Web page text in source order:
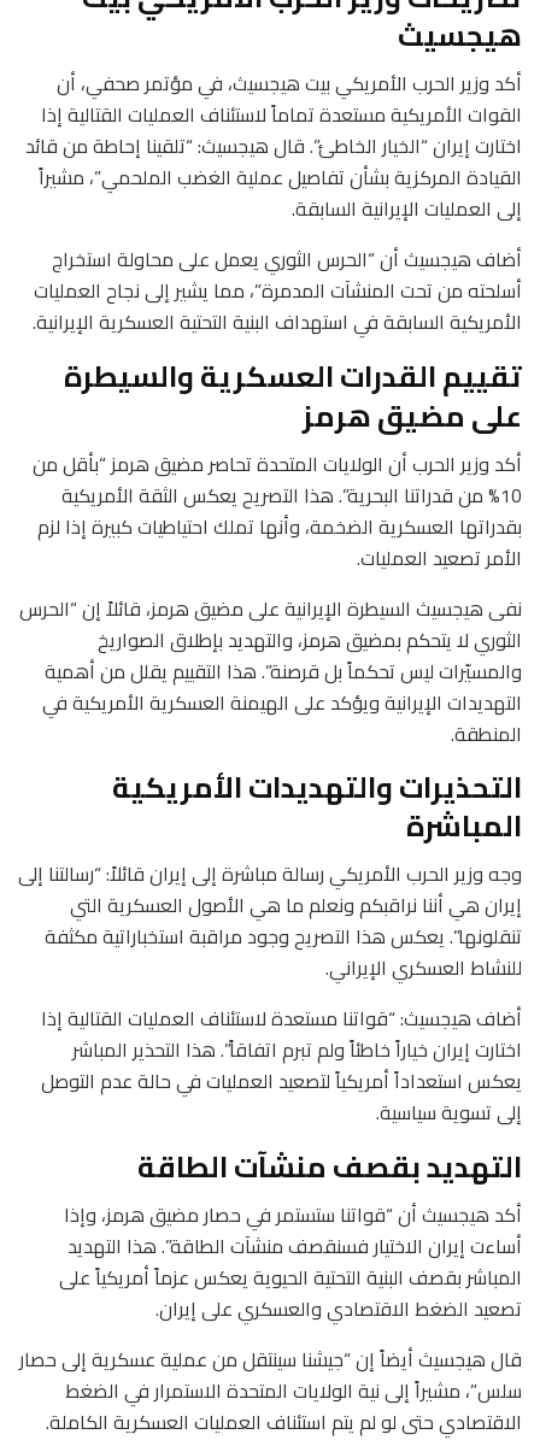
هيجسيث
أكد وزير الحرب الأمريكي بيت هيجسيث، في مؤتمر صحفي، أن
القوات الأمريكية مستعدة تماماً لاستئناف العمليات القتالية إذا
اختارت إيران “الخيار الخاطئ”. قال هيجسيث: “تلقينا إحاطة من قائد
القيادة المركزية بشأن تفاصيل عملية الغضب الملحمي”، مشيراً
إلى العمليات الإيرانية السابقة.
أضاف هيجسيث أن “الحرس الثوري يعمل على محاولة استخراج
أسلحته من تحت المنشآت المدمرة”، مما يشير إلى نجاح العمليات
الأمريكية السابقة في استهداف البنية التحتية العسكرية الإيرانية.
تقييم القدرات العسكرية والسيطرة
على مضيق هرمز
أكد وزير الحرب أن الولايات المتحدة تحاصر مضيق هرمز “بأقل من
10% من قدراتنا البحرية”. هذا التصريح يعكس الثقة الأمريكية
بقدراتها العسكرية الضخمة، وأنها تملك احتياطيات كبيرة إذا لزم
الأمر تصعيد العمليات.
نفى هيجسيث السيطرة الإيرانية على مضيق هرمز، قائلاً إن “الحرس
الثوري لا يتحكم بمضيق هرمز، والتهديد بإطلاق الصواريخ
والمسيّرات ليس تحكماً بل قرصنة”. هذا التقييم يقلل من أهمية
التهديدات الإيرانية ويؤكد على الهيمنة العسكرية الأمريكية في
المنطقة.
التحذيرات والتهديدات الأمريكية
المباشرة
وجه وزير الحرب الأمريكي رسالة مباشرة إلى إيران قائلاً: “رسالتنا إلى
إيران هي أننا نراقبكم ونعلم ما هي الأصول العسكرية التي
تنقلونها”. يعكس هذا التصريح وجود مراقبة استخباراتية مكثفة
للنشاط العسكري الإيراني.
أضاف هيجسيث: “قواتنا مستعدة لاستئناف العمليات القتالية إذا
اختارت إيران خياراً خاطئاً ولم تبرم اتفاقاً”. هذا التحذير المباشر
يعكس استعداداً أمريكياً لتصعيد العمليات في حالة عدم التوصل
إلى تسوية سياسية.
التهديد بقصف منشآت الطاقة
أكد هيجسيث أن “قواتنا ستستمر في حصار مضيق هرمز، وإذا
أساءت إيران الاختيار فسنقصف منشآت الطاقة”. هذا التهديد
المباشر بقصف البنية التحتية الحيوية يعكس عزماً أمريكياً على
تصعيد الضغط الاقتصادي والعسكري على إيران.
قال هيجسيث أيضاً إن “جيشنا سينتقل من عملية عسكرية إلى حصار
سلس”، مشيراً إلى نية الولايات المتحدة الاستمرار في الضغط
الاقتصادي حتى لو لم يتم استئناف العمليات العسكرية الكاملة.